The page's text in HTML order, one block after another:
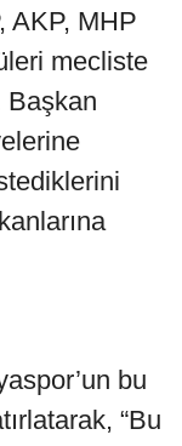
AKP, MHP
mecliste
Başkan
bu
“Bu